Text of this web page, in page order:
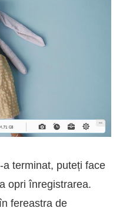
terminat, puteți face
opri înregistrarea.
fereastra de